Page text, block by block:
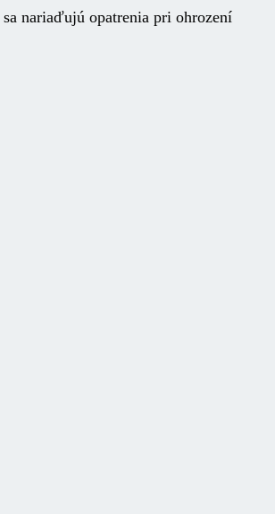
nariaďujú opatrenia pri ohrození